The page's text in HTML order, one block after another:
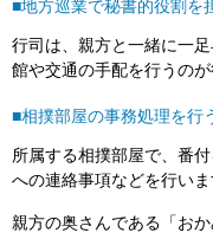
■地方巡業で秘書的役割を
行司は、親方と一緒に一
館や交通の手配を行うのが
■相撲部屋の事務処理を行
所属する相撲部屋で、番
への連絡事項などを行いま
親方の奥さんである「お